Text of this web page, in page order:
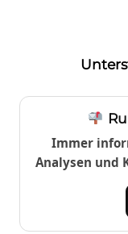
Immer
Analysen und